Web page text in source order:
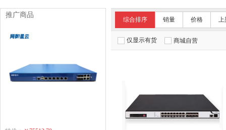
综合排序 销量 价格 上
仅显示有货 商城自营
推广商品